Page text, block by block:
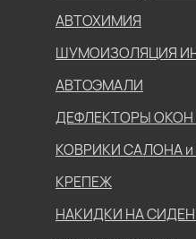
АВТОХИМИЯ
ШУМОИЗОЛЯЦИЯ
АВТОЭМАЛИ
ДЕФЛЕКТОРЫ ОКОН
КОВРИКИ САЛОНА
КРЕПЕЖ
НАКИДКИ НА